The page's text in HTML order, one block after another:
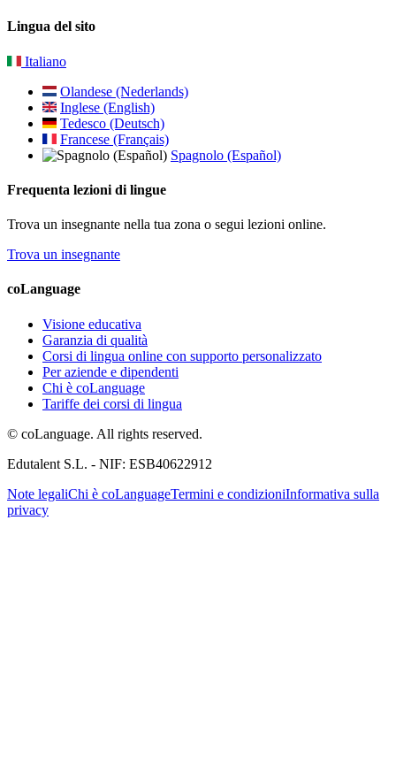
Lingua del sito
Italiano
Olandese (Nederlands)
Inglese (English)
Tedesco (Deutsch)
Francese (Français)
Spagnolo (Español)
Frequenta lezioni di lingue
Trova un insegnante nella tua zona o segui lezioni online.
Trova un insegnante
coLanguage
Visione educativa
Garanzia di qualità
Corsi di lingua online con supporto personalizzato
Per aziende e dipendenti
Chi è coLanguage
Tariffe dei corsi di lingua
© coLanguage. All rights reserved.
Edutalent S.L. - NIF: ESB40622912
Note legaliChi è coLanguageTermini e condizioniInformativa sulla
privacy